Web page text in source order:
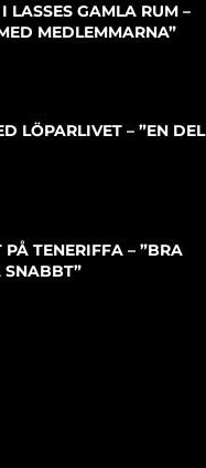
LASSES GAMLA RUM –
MEDLEMMARNA”
LÖPARLIVET – ”EN DEL
TENERIFFA – ”BRA
SNABBT”